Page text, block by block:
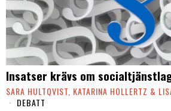
Insatser krävs om
SARA HULTQVIST, KATARINA HOLLERTZ &
DEBATT